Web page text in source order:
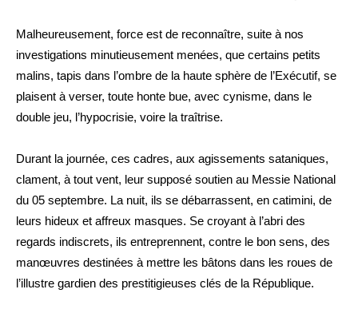
Malheureusement, force est de reconnaître, suite à nos
investigations minutieusement menées, que certains petits
malins, tapis dans l’ombre de la haute sphère de l’Exécutif, se
plaisent à verser, toute honte bue, avec cynisme, dans le
double jeu, l’hypocrisie, voire la traîtrise.
Durant la journée, ces cadres, aux agissements sataniques,
clament, à tout vent, leur supposé soutien au Messie National
du 05 septembre. La nuit, ils se débarrassent, en catimini, de
leurs hideux et affreux masques. Se croyant à l’abri des
regards indiscrets, ils entreprennent, contre le bon sens, des
manœuvres destinées à mettre les bâtons dans les roues de
l’illustre gardien des prestitigieuses clés de la République.